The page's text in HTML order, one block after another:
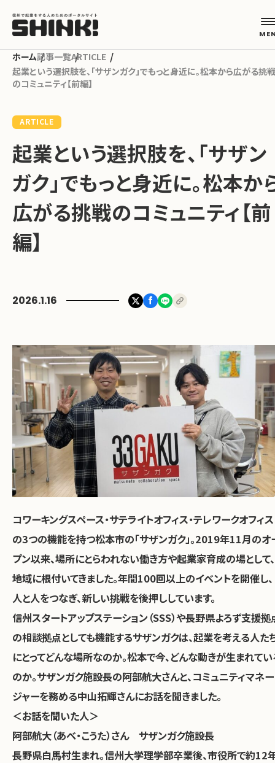
カテゴリから探す
地域から探す
キーワードから探す
お問い合わせ
記事一覧ARTICLE
起業という選択肢を、「サザンガク」でもっと身近に。松本から広がる挑戦
のコミュニティ【前編】
ARTICLE
起業という選択肢を、「サザン
ガク」でもっと身近に。松本か
広がる挑戦のコミュニティ【前
編】
2026.1.16
コワーキングスペース・サテライトオフィス・テレワークオフィス
の3つの機能を持つ松本市の「サザンガク」。2019年11月のオ
プン以来、場所にとらわれない働き方や起業家育成の場として、
地域に根付いてきました。年間100回以上のイベントを開催し、
人と人をつなぎ、新しい挑戦を後押ししています。
信州スタートアップステーション（SSS）や長野県よろず支援拠
の相談拠点としても機能するサザンガクは、起業を考える人た
にとってどんな場所なのか。松本で今、どんな動きが生まれて
のか。サザンガク施設長の阿部航大さんと、コミュニティマネー
ジャーを務める中山拓輝さんにお話を聞きました。
＜お話を聞いた人＞
阿部航大（あべ・こうた）さん サザンガク施設長
長野県白馬村生まれ。信州大学理学部卒業後、市役所で約12